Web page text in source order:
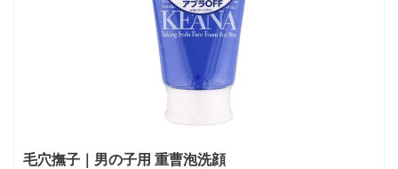
毛穴撫子｜男の子用 重曹泡洗顔